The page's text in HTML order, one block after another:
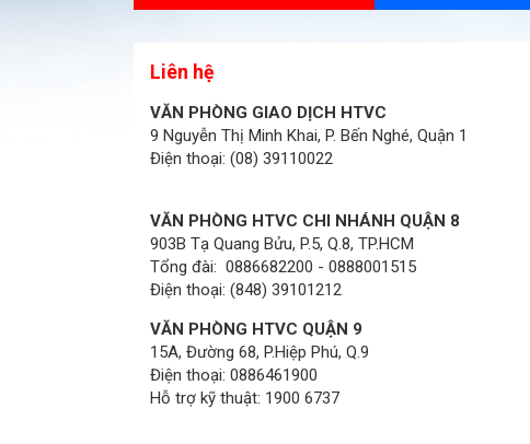
Liên hệ
VĂN PHÒNG GIAO DỊCH HTVC
9 Nguyễn Thị Minh Khai, P. Bến Nghé, Quận 1
Điện thoại: (08) 39110022
VĂN PHÒNG HTVC CHI NHÁNH QUẬN 8
903B Tạ Quang Bửu, P.5, Q.8, TP.HCM
Tổng đài: 0886682200 - 0888001515
Điện thoại: (848) 39101212
VĂN PHÒNG HTVC QUẬN 9
15A, Đường 68, P.Hiệp Phú, Q.9
Điện thoại: 0886461900
Hỗ trợ kỹ thuật: 1900 6737